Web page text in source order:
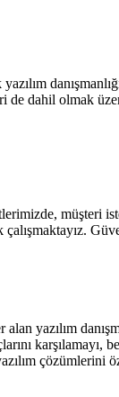
dahil olmak
alan yazılım
çözümlerini